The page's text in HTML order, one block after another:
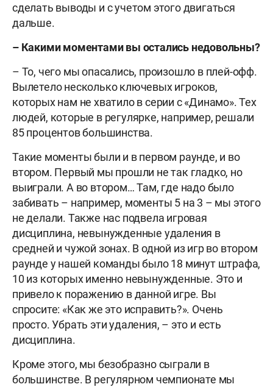
сделать выводы и с учетом этого двигаться
дальше.
– Какими моментами вы остались недовольны?
– То, чего мы опасались, произошло в плей-офф.
Вылетело несколько ключевых игроков,
которых нам не хватило в серии с «Динамо». Тех
людей, которые в регулярке, например, решали
85 процентов большинства.
Такие моменты были и в первом раунде, и во
втором. Первый мы прошли не так гладко, но
выиграли. А во втором… Там, где надо было
забивать – например, моменты 5 на 3 – мы этого
не делали. Также нас подвела игровая
дисциплина, невынужденные удаления в
средней и чужой зонах. В одной из игр во втором
раунде у нашей команды было 18 минут штрафа,
10 из которых именно невынужденные. Это и
привело к поражению в данной игре. Вы
спросите: «Как же это исправить?». Очень
просто. Убрать эти удаления, – это и есть
дисциплина.
Кроме этого, мы безобразно сыграли в
большинстве. В регулярном чемпионате мы